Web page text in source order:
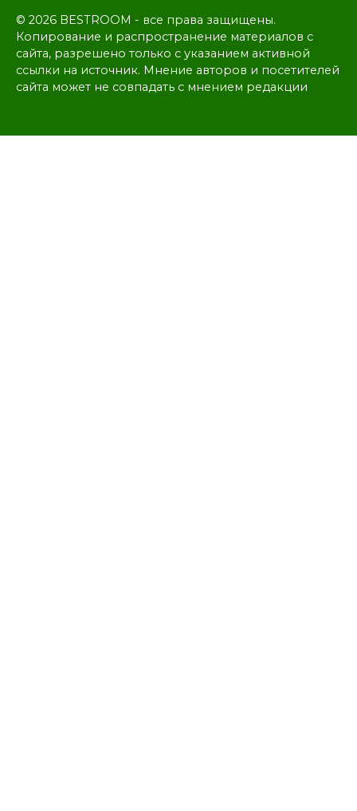
© 2026 BESTROOM - все права защищены.
Копирование и распространение материалов с
сайта, разрешено только с указанием активной
ссылки на источник. Мнение авторов и посетителей
сайта может не совпадать с мнением редакции